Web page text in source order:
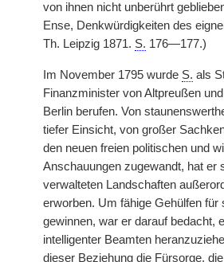
von ihnen nicht unberührt
Ense, Denkwürdigkeiten des
Th. Leipzig 1871. S. 176—177.)
Im November 1795 wurde S. als
Finanzminister von Altpreußen
Berlin berufen. Von
tiefer Einsicht, von großer
den neuen freien politischen und
Anschauungen zugewandt, hat er
verwalteten Landschaften
erworben. Um fähige Gehülfen für
gewinnen, war er darauf bedacht,
intelligenter Beamten
dieser Beziehung die Fürsorge,